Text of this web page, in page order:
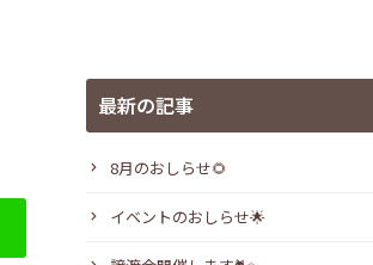
最新の記事
8月のおしらせ🌻
イベントのおしらせ🌟